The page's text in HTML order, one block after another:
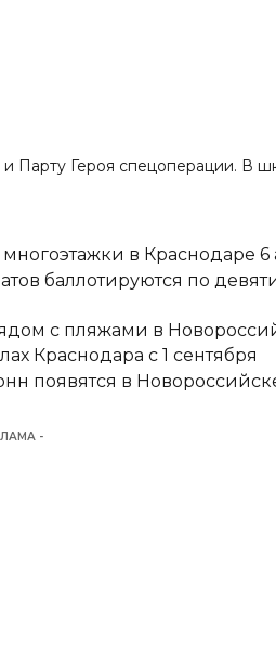
Парту Героя спецоперации. В
в Краснодаре 6
баллотируются по
с пляжами в
Краснодара с 1 сентября
появятся в
-